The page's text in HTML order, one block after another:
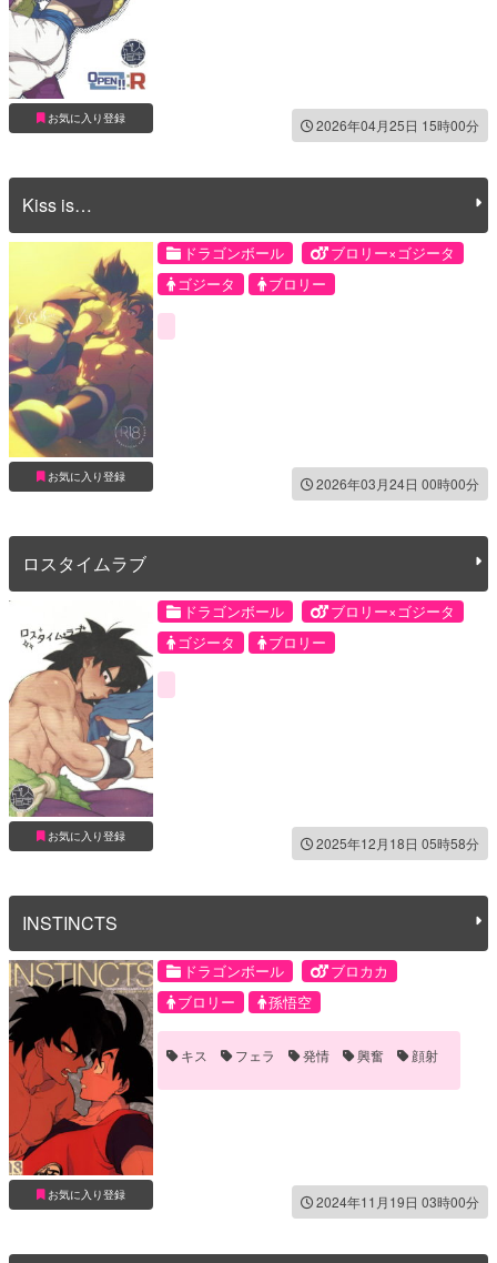
お気に入り登録 2026年04月25日 15時00分
Kiss is…
お気に入り登録
ドラゴンボール
ブロリー×ゴジータ
ゴジータ
ブロリー
2026年03月24日 00時00分
ロスタイムラブ
お気に入り登録
ドラゴンボール
ブロリー×ゴジータ
ゴジータ
ブロリー
2025年12月18日 05時58分
INSTINCTS
お気に入り登録
ドラゴンボール
ブロカカ
ブロリー
孫悟空
キス フェラ 発情 興奮 顔射
2024年11月19日 03時00分